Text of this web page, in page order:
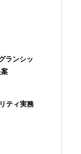
ランシッ
ティ実務